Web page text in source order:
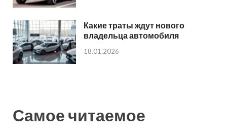
Какие траты ждут нового
владельца автомобиля
18.01.2026
Самое читаемое